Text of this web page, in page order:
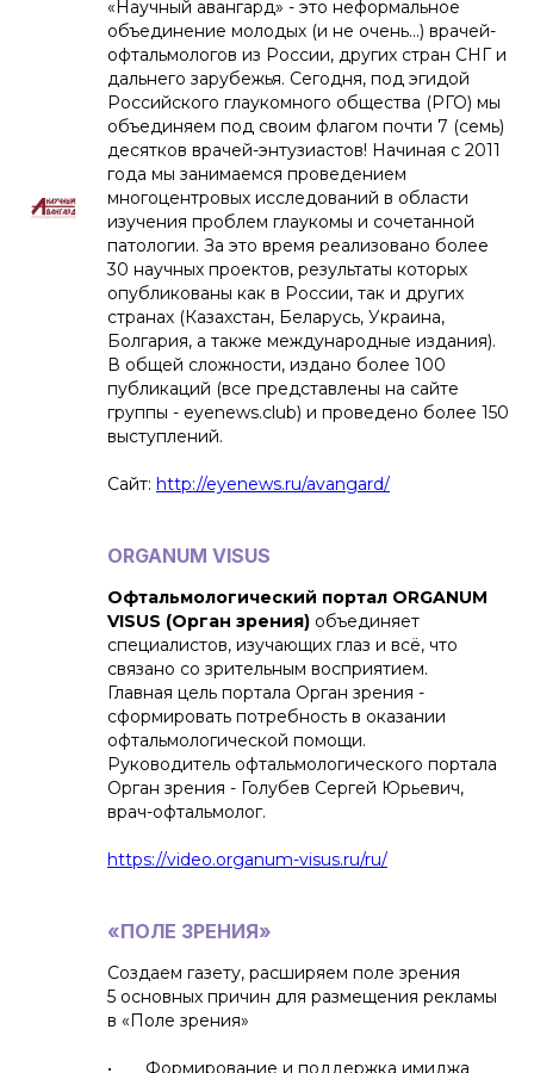
«Научный авангард» - это неформальное
объединение молодых (и не очень...) врачей-
офтальмологов из России, других стран СНГ и
дальнего зарубежья. Сегодня, под эгидой
Российского глаукомного общества (РГО) мы
объединяем под своим флагом почти 7 (семь)
десятков врачей-энтузиастов! Начиная с 2011
года мы занимаемся проведением
многоцентровых исследований в области
изучения проблем глаукомы и сочетанной
патологии. За это время реализовано более
30 научных проектов, результаты которых
опубликованы как в России, так и других
странах (Казахстан, Беларусь, Украина,
Болгария, а также международные издания).
В общей сложности, издано более 100
публикаций (все представлены на сайте
группы - eyenews.club) и проведено более 150
выступлений.
Сайт: http://eyenews.ru/avangard/
ORGANUM VISUS
Офтальмологичеcкий портал ORGANUM
VISUS (Орган зрения) объединяет
специалистов, изучающих глаз и всё, что
связано со зрительным восприятием.
Главная цель портала Орган зрения -
сформировать потребность в оказании
офтальмологической помощи.
Руководитель офтальмологического портала
Орган зрения - Голубев Сергей Юрьевич,
врач-офтальмолог.
https://video.organum-visus.ru/ru/
«ПОЛЕ ЗРЕНИЯ»
Создаем газету, расширяем поле зрения
5 основных причин для размещения рекламы
в «Поле зрения»
• Формирование и поддержка имиджа